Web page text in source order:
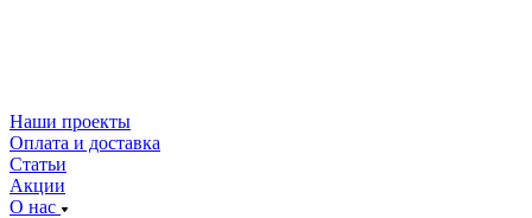
Наши проекты
Оплата и доставка
Статьи
Акции
О нас